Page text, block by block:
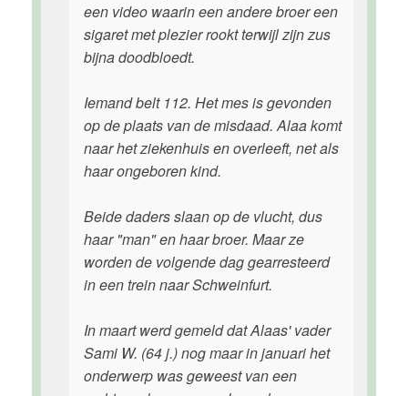
een video waarin een andere broer een
sigaret met plezier rookt terwijl zijn zus
bijna doodbloedt.
Iemand belt 112. Het mes is gevonden
op de plaats van de misdaad. Alaa komt
naar het ziekenhuis en overleeft, net als
haar ongeboren kind.
Beide daders slaan op de vlucht, dus
haar "man" en haar broer. Maar ze
worden de volgende dag gearresteerd
in een trein naar Schweinfurt.
In maart werd gemeld dat Alaas' vader
Sami W. (64 j.) nog maar in januari het
onderwerp was geweest van een